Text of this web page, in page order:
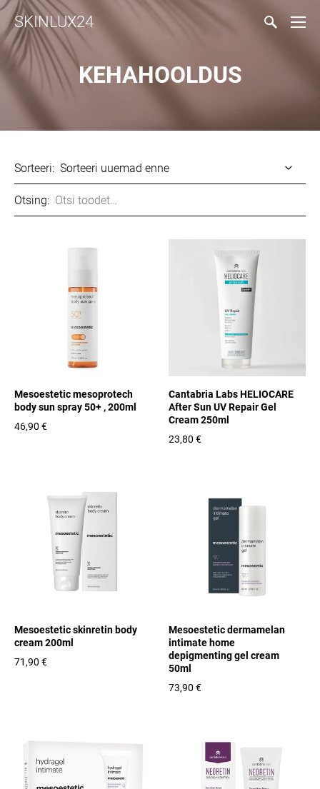
SKINLUX24
KEHAHOOLDUS
Sorteeri:
Otsing:
Mesoestetic mesoprotech
body sun spray 50+ , 200ml
46,90 €
Cantabria Labs HELIOCARE
After Sun UV Repair Gel
Cream 250ml
23,80 €
Mesoestetic skinretin body
cream 200ml
71,90 €
Mesoestetic dermamelan
intimate home
depigmenting gel cream
50ml
73,90 €